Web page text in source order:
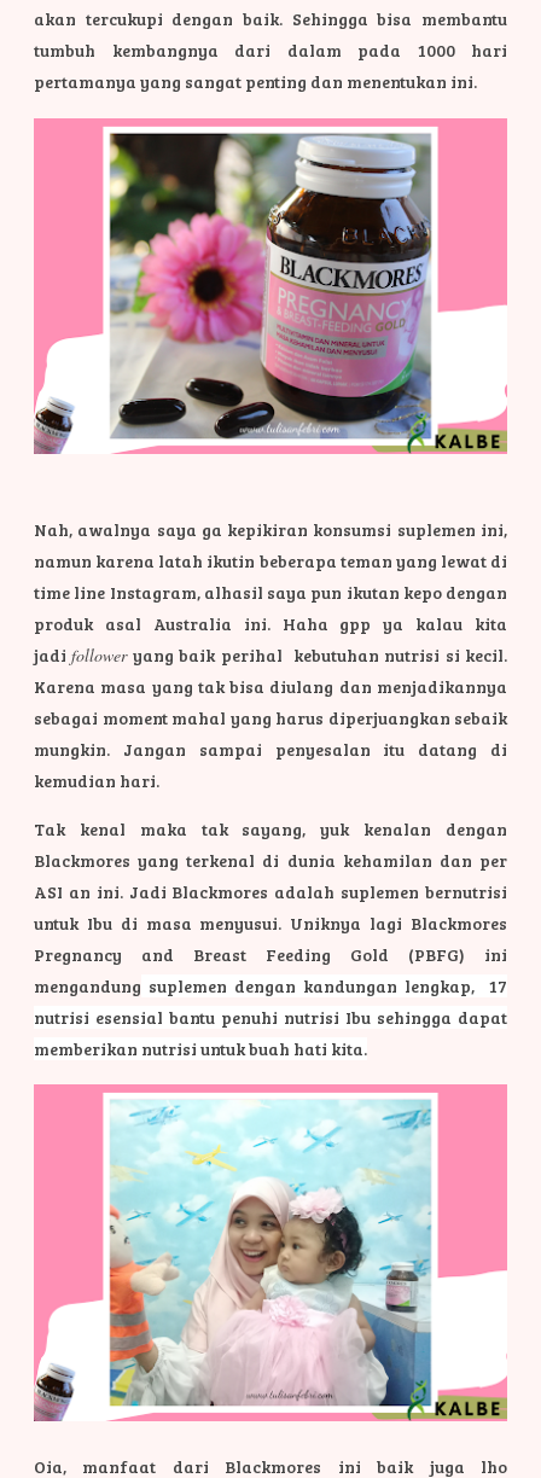
akan tercukupi dengan baik. Sehingga bisa membantu
tumbuh kembangnya dari dalam pada 1000 hari
pertamanya yang sangat penting dan menentukan ini.
Nah, awalnya saya ga kepikiran konsumsi suplemen ini,
namun karena latah ikutin beberapa teman yang lewat di
time line Instagram, alhasil saya pun ikutan kepo dengan
produk asal Australia ini. Haha gpp ya kalau kita
jadifolloweryang baik perihal kebutuhan nutrisi si kecil.
Karena masa yang tak bisa diulang dan menjadikannya
sebagai moment mahal yang harus diperjuangkan sebaik
mungkin. Jangan sampai penyesalan itu datang di
kemudian hari.
Tak kenal maka tak sayang, yuk kenalan dengan
Blackmores yang terkenal di dunia kehamilan dan per
ASI an ini. Jadi Blackmores adalah suplemen bernutrisi
untuk Ibu di masa menyusui. Uniknya lagi Blackmores
Pregnancy and Breast Feeding Gold (PBFG) ini
mengandung suplemen dengan kandungan lengkap, 17
nutrisi esensial bantu penuhi nutrisi Ibu sehingga dapat
memberikan nutrisi untuk buah hati kita.
Oia, manfaat dari Blackmores ini baik juga lho